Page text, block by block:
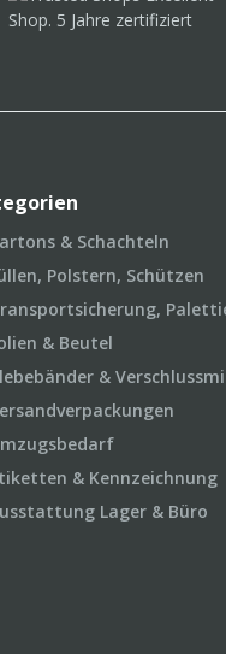
& Schachteln
Polstern, Schützen
& Beutel
&
& Kennzeichnung
Lager & Büro